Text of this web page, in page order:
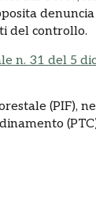
del controllo.
n. 31 del 5
(PIF),